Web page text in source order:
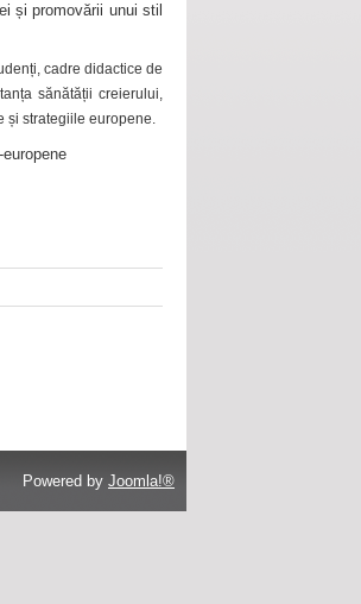
și promovării unui stil
cadre didactice de
sănătății creierului,
și strategiile europene.
Powered by Joomla!®